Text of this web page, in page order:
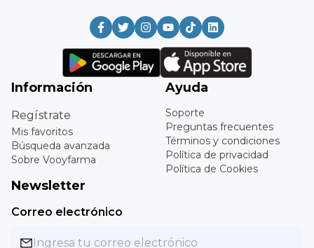
Información
Regístrate
Mis favoritos
Búsqueda avanzada
Sobre Vooyfarma
Ayuda
Soporte
Preguntas frecuentes
Términos y condiciones
Política de privacidad
Política de Cookies
Newsletter
Correo electrónico